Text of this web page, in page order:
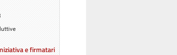
e firmatari